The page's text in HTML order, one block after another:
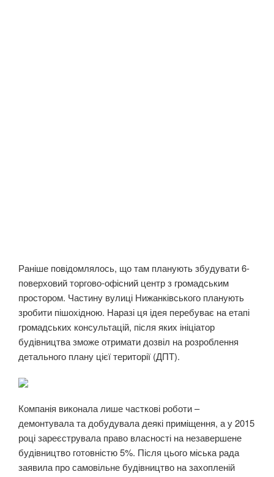
Раніше повідомлялось, що там планують збудувати 6-
поверховий торгово-офісний центр з громадським
простором. Частину вулиці Нижанківського планують
зробити пішохідною. Наразі ця ідея перебуває на етапі
громадських консультацій, після яких ініціатор
будівництва зможе отримати дозвіл на розроблення
детального плану цієї території (ДПТ).
Компанія виконала лише часткові роботи –
демонтувала та добудувала деякі приміщення, а у 2015
році зареєструвала право власності на незавершене
будівництво готовністю 5%. Після цього міська рада
заявила про самовільне будівництво на захопленій